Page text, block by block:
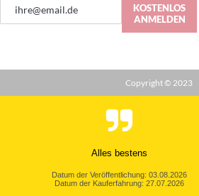
zum
KOSTENLOS
ANMELDEN
Copyright © 2023
Alles bestens
Datum der Veröffentlichung: 03.08.2026
Datum der Kauferfahrung: 27.07.2026